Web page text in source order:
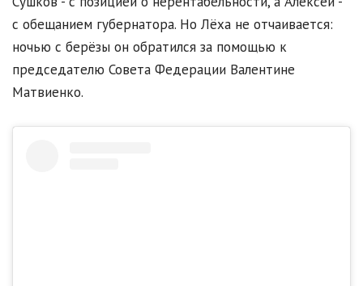
с обещанием губернатора. Но Лёха не отчаивается:
ночью с берёзы он обратился за помощью к
председателю Совета Федерации Валентине
Матвиенко.